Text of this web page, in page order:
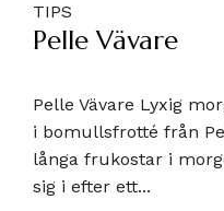
TIPS
Pelle Vävare
Pelle Vävare Lyxig
i bomullsfrotté från
långa frukostar i
sig i efter ett...